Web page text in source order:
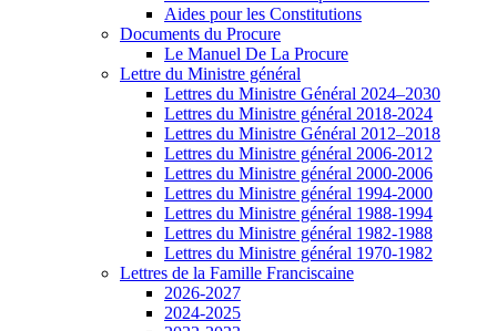
Aides pour les Constitutions
Documents du Procure
Le Manuel De La Procure
Lettre du Ministre général
Lettres du Ministre Général 2024–2030
Lettres du Ministre général 2018-2024
Lettres du Ministre Général 2012–2018
Lettres du Ministre général 2006-2012
Lettres du Ministre général 2000-2006
Lettres du Ministre général 1994-2000
Lettres du Ministre général 1988-1994
Lettres du Ministre général 1982-1988
Lettres du Ministre général 1970-1982
Lettres de la Famille Franciscaine
2026-2027
2024-2025